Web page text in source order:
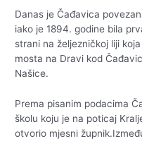
Danas je Čađavica
iako je 1894. godine bila
strani na željezničkoj liji
mosta na Dravi kod
Našice.
Prema pisanim podacima
školu koju je na poticaj
otvorio mjesni